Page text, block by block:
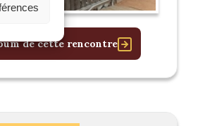
de cette rencontre